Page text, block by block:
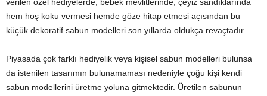
verilen özel hediyelerde, bebek mevlitlerinde, çeyiz sandıklarında
hem hoş koku vermesi hemde göze hitap etmesi açısından bu
küçük dekoratif sabun modelleri son yıllarda oldukça revaçtadır.
Piyasada çok farklı hediyelik veya kişisel sabun modelleri bulunsa
da istenilen tasarımın bulunamaması nedeniyle çoğu kişi kendi
sabun modellerini üretme yoluna gitmektedir. Üretilen sabunun